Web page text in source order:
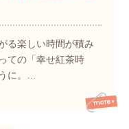
る楽しい時間が積み
ての「幸せ紅茶時
に。…